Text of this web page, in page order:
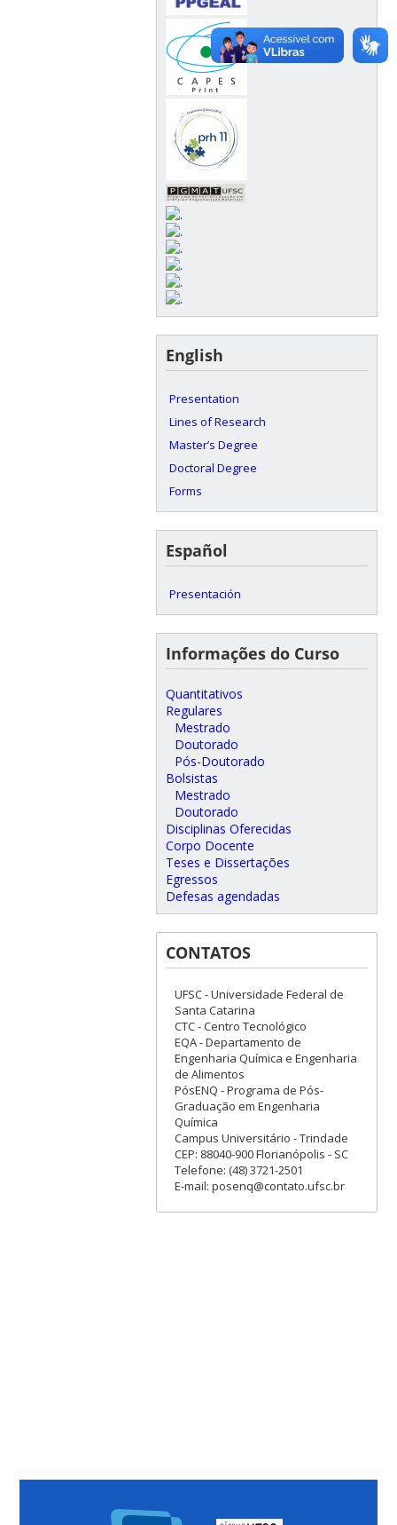
English
Presentation
Lines of Research
Master’s Degree
Doctoral Degree
Forms
Español
Presentación
Informações do Curso
Quantitativos
Regulares
Mestrado
Doutorado
Pós-Doutorado
Bolsistas
Mestrado
Doutorado
Disciplinas Oferecidas
Corpo Docente
Teses e Dissertações
Egressos
Defesas agendadas
CONTATOS
UFSC - Universidade Federal de
Santa Catarina
CTC - Centro Tecnológico
EQA - Departamento de
Engenharia Química e Engenharia
de Alimentos
PósENQ - Programa de Pós-
Graduação em Engenharia
Química
Campus Universitário - Trindade
CEP: 88040-900 Florianópolis - SC
Telefone: (48) 3721-2501
E-mail: posenq@contato.ufsc.br